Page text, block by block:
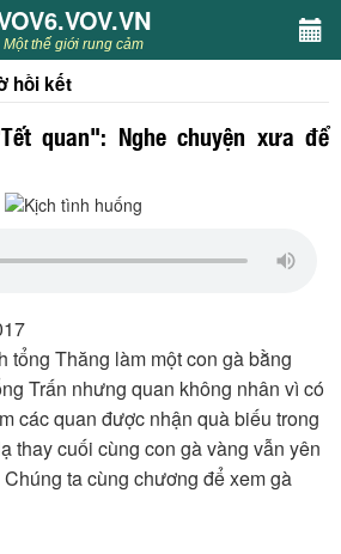
Một thế giới rung cảm
hồi kết
quan": Nghe chuyện xưa để
tổng Thăng làm một con gà bằng
Trấn nhưng quan không nhân vì có
các quan được nhận quà biếu trong
thay cuối cùng con gà vàng vẫn yên
ta cùng chương để xem gà